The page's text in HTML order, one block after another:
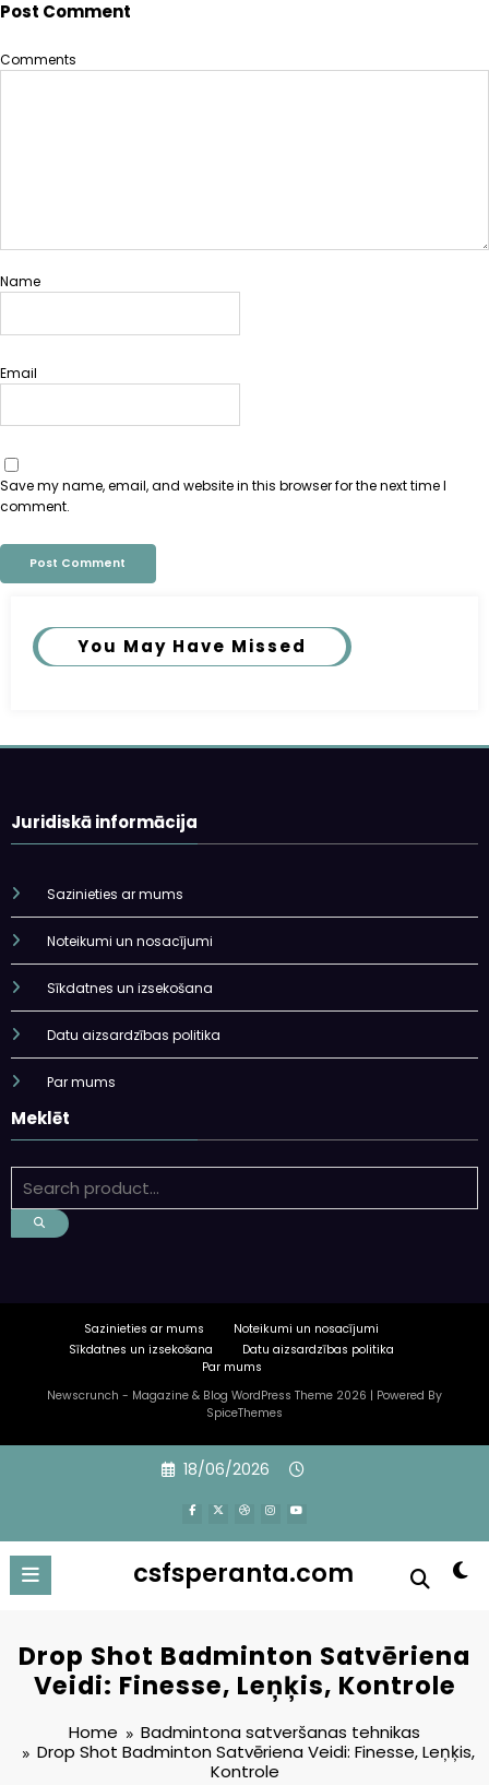
Post Comment
Comments
Name
Email
Save my name, email, and website in this browser for the next time I
comment.
You May Have Missed
Juridiskā informācija
Sazinieties ar mums
Noteikumi un nosacījumi
Sīkdatnes un izsekošana
Datu aizsardzības politika
Par mums
Meklēt
Sazinieties ar mums
Noteikumi un nosacījumi
Sīkdatnes un izsekošana
Datu aizsardzības politika
Par mums
Newscrunch - Magazine & Blog WordPress Theme 2026 | Powered By
SpiceThemes
18/06/2026
csfsperanta.com
Drop Shot Badminton Satvēriena
Veidi: Finesse, Leņķis, Kontrole
Home
Badmintona satveršanas tehnikas
Drop Shot Badminton Satvēriena Veidi: Finesse, Leņķis,
Kontrole